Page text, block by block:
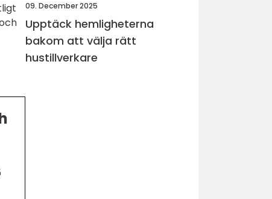
09. December 2025
Upptäck hemligheterna
bakom att välja rätt
hustillverkare